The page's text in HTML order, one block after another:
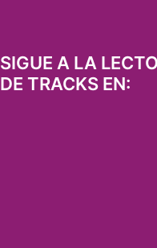
SIGUE A LA
DE TRACKS EN: